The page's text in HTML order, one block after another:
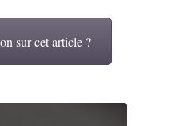
sur cet article ?